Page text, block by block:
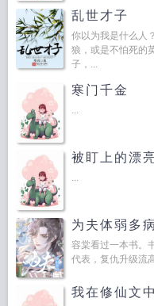
乱世才子
你以为我是什么人
狼，或是不怕死的
子，...
寒门千金
...
被盯上的漂
...
为夫体弱多病
容棠看过一本书。
代表，复仇升级流
我在修仙文